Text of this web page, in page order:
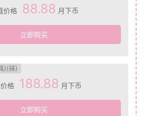
价格 88.88 月下币
立即购买
)(袜)
格 188.88 月下币
立即购买